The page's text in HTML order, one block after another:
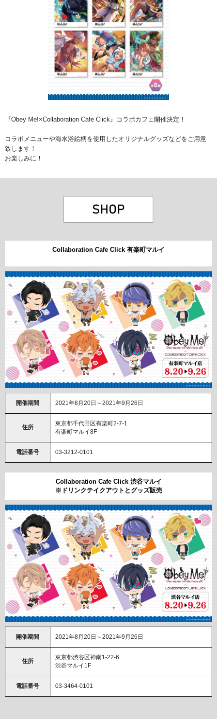
『Obey Me!×Collaboration Cafe Click』コラボカフェ開催決定！
コラボメニューや海水浴絵柄を使用したオリジナルグッズなどをご用意
致します！
お楽しみに！
Collaboration Cafe Click 有楽町マルイ
開催期間 2021年8月20日～2021年9月26日
住所
東京都千代田区有楽町2-7-1
有楽町マルイ8F
電話番号 03-3212-0101
Collaboration Cafe Click 渋谷マルイ
※ドリンクテイクアウトとグッズ販売
開催期間 2021年8月20日～2021年9月26日
住所
東京都渋谷区神南1-22-6
渋谷マルイ1F
電話番号 03-3464-0101